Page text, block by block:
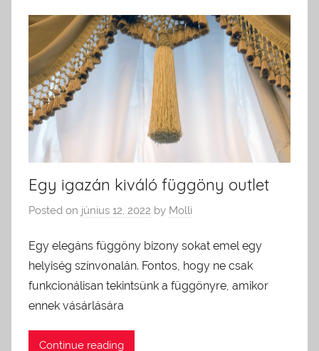
Egy igazán kiváló függöny outlet
Posted on június 12, 2022 by Molli
Egy elegáns függöny bizony sokat emel egy
helyiség színvonalán. Fontos, hogy ne csak
funkcionálisan tekintsünk a függönyre, amikor
ennek vásárlására
Continue reading